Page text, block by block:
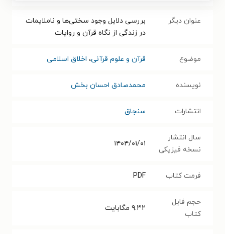
عنوان دیگر
بررسی دلایل وجود سختی‌ها و ناملایمات
در زندگی از نگاه قرآن و روایات
موضوع قرآن و علوم قرآنی، اخلاق اسلامی
نویسنده محمدصادق احسان بخش
انتشارات سنجاق
سال انتشار
نسخه فیزیکی
۱۴۰۴/۰۱/۰۱
فرمت کتاب PDF
حجم فایل
کتاب
۹.۳۲ مگابایت